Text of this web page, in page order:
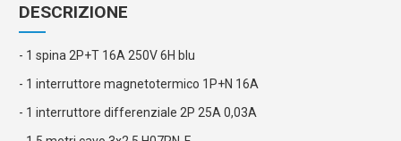
DESCRIZIONE
- 1 spina 2P+T 16A 250V 6H blu
- 1 interruttore magnetotermico 1P+N 16A
- 1 interruttore differenziale 2P 25A 0,03A